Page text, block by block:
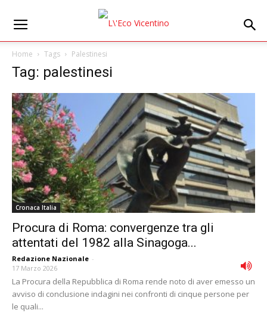
Home Tags Palestinesi
Tag: palestinesi
Cronaca Italia
Procura di Roma: convergenze tra gli
attentati del 1982 alla Sinagoga...
Redazione Nazionale -
17 Marzo 2026
La Procura della Repubblica di Roma rende noto di aver emesso un
avviso di conclusione indagini nei confronti di cinque persone per
le quali...